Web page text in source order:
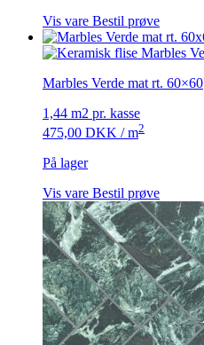
Vis vare Bestil prøve
Marbles Verde mat rt. 60×60
1,44 m2 pr. kasse
475,00 DKK / m2
På lager
Vis vare Bestil prøve